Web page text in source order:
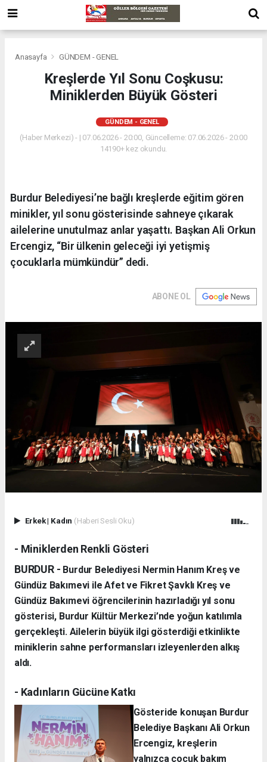
Anasayfa GÜNDEM - GENEL
Kreşlerde Yıl Sonu Coşkusu:
Miniklerden Büyük Gösteri
GÜNDEM - GENEL
(Haber Merkezi) - | 07.06.2026 - 20:00, Güncelleme: 07.06.2026 - 20:00
14190+ kez okundu.
Burdur Belediyesi’ne bağlı kreşlerde eğitim gören
minikler, yıl sonu gösterisinde sahneye çıkarak
ailelerine unutulmaz anlar yaşattı. Başkan Ali Orkun
Ercengiz, “Bir ülkenin geleceği iyi yetişmiş
çocuklarla mümkündür” dedi.
ABONE OL
Erkek| Kadın (Haberi Sesli Oku)
- Miniklerden Renkli Gösteri
BURDUR - Burdur Belediyesi Nermin Hanım Kreş ve
Gündüz Bakımevi ile Afet ve Fikret Şavklı Kreş ve
Gündüz Bakımevi öğrencilerinin hazırladığı yıl sonu
gösterisi, Burdur Kültür Merkezi’nde yoğun katılımla
gerçekleşti. Ailelerin büyük ilgi gösterdiği etkinlikte
miniklerin sahne performansları izleyenlerden alkış
aldı.
- Kadınların Gücüne Katkı
Gösteride konuşan Burdur
Belediye Başkanı Ali Orkun
Ercengiz, kreşlerin
yalnızca çocuk bakım